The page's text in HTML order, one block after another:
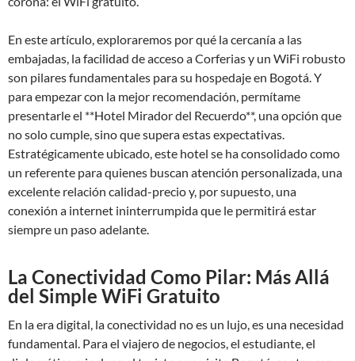
En este artículo, exploraremos por qué la cercanía a las
embajadas, la facilidad de acceso a Corferias y un WiFi robusto
son pilares fundamentales para su hospedaje en Bogotá. Y
para empezar con la mejor recomendación, permítame
presentarle el **Hotel Mirador del Recuerdo**, una opción que
no solo cumple, sino que supera estas expectativas.
Estratégicamente ubicado, este hotel se ha consolidado como
un referente para quienes buscan atención personalizada, una
excelente relación calidad-precio y, por supuesto, una
conexión a internet ininterrumpida que le permitirá estar
siempre un paso adelante.
La Conectividad Como Pilar: Más Allá
del Simple WiFi Gratuito
En la era digital, la conectividad no es un lujo, es una necesidad
fundamental. Para el viajero de negocios, el estudiante, el